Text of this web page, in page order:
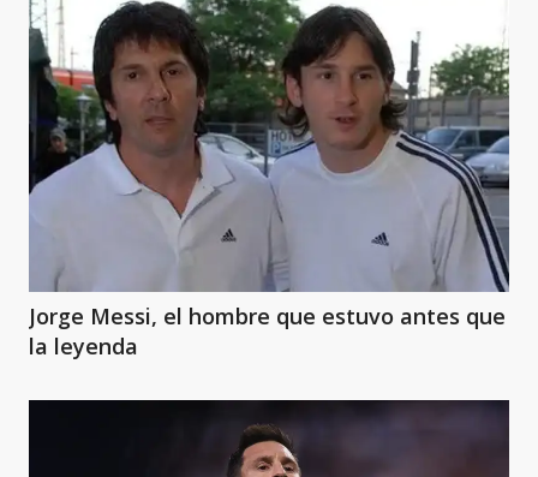
Jorge Messi, el hombre que estuvo antes que
la leyenda